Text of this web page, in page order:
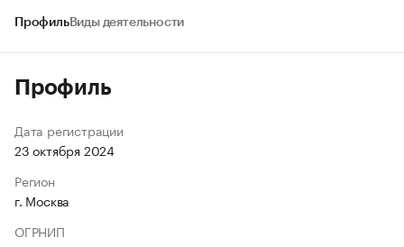
ПрофильВиды деятельности
Профиль
Дата регистрации
23 октября 2024
Регион
г. Москва
ОГРНИП